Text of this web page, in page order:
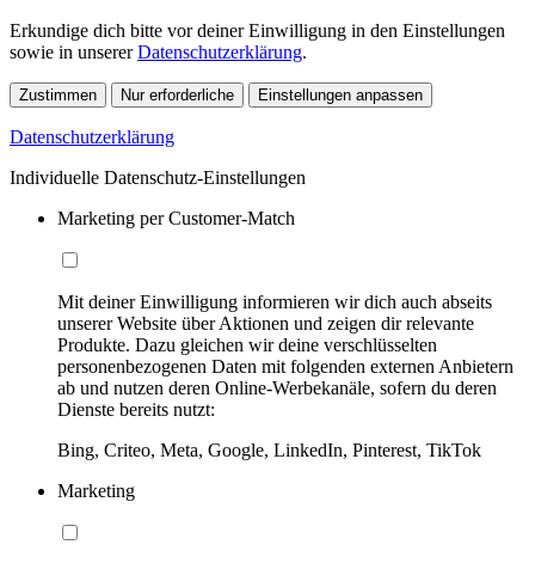
Erkundige dich bitte vor deiner Einwilligung in den Einstellungen
sowie in unsererDatenschutzerklärung.
Zustimmen Nur erforderliche Einstellungen anpassen
Datenschutzerklärung
Individuelle Datenschutz-Einstellungen
Marketing per Customer-Match
Mit deiner Einwilligung informieren wir dich auch abseits
unserer Website über Aktionen und zeigen dir relevante
Produkte. Dazu gleichen wir deine verschlüsselten
personenbezogenen Daten mit folgenden externen Anbietern
ab und nutzen deren Online-Werbekanäle, sofern du deren
Dienste bereits nutzt:
Bing, Criteo, Meta, Google, LinkedIn, Pinterest, TikTok
Marketing